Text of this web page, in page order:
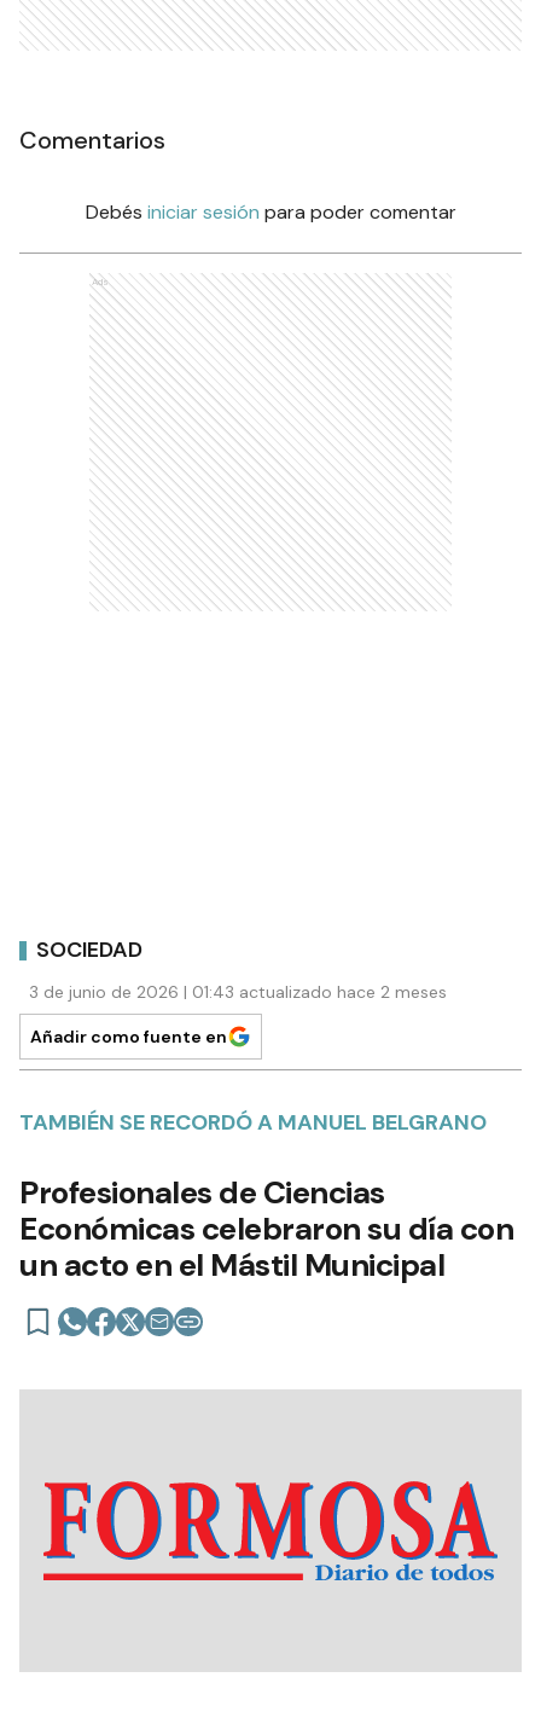
Comentarios
Debés iniciar sesión para poder comentar
Ads
SOCIEDAD
3 de junio de 2026 | 01:43 actualizado hace 2 meses
Añadir como fuente en
TAMBIÉN SE RECORDÓ A MANUEL BELGRANO
Profesionales de Ciencias
Económicas celebraron su día con
un acto en el Mástil Municipal